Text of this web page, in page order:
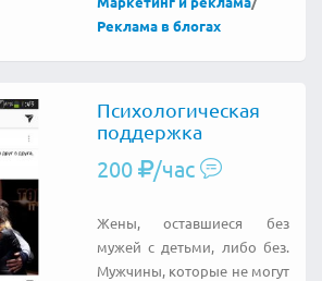
Реклама в блогах
Психологическая
поддержка
200 /час
Жены, оставшиеся без
мужей с детьми, либо без.
Мужчины, которые не могут